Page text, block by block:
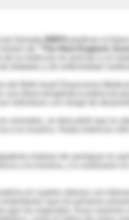
predicen el
"The New England
del Beth Israel Deaconess
animales, se descubrió que la
trataron de averiguar en
en sujetos obesos con